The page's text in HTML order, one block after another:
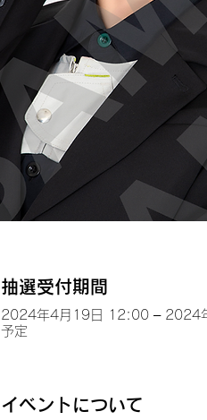
抽選受付期間
2024年4月19日 12:00 – 2024
予定
イベントについて